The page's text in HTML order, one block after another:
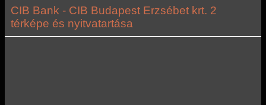
CIB Bank - CIB Budapest Erzsébet krt. 2
térképe és nyitvatartása